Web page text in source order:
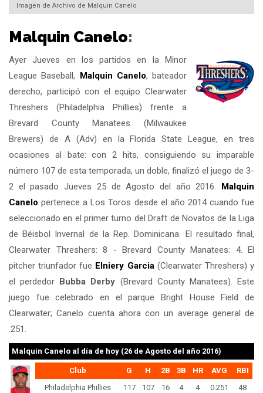
Imagen de Archivo de Malquin Canelo
Malquin Canelo:
Ayer Jueves en los partidos en la Minor
League Baseball, Malquin Canelo, bateador
derecho, participó con el equipo Clearwater
Threshers (Philadelphia Phillies) frente a
Brevard County Manatees (Milwaukee
Brewers) de A (Adv) en la Florida State League, en tres
ocasiones al bate: con 2 hits, consiguiendo su imparable
número 107 de esta temporada, un doble, finalizó el juego de 3-
2 el pasado Jueves 25 de Agosto del año 2016. Malquin
Canelo pertenece a Los Toros desde el año 2014 cuando fue
seleccionado en el primer turno del Draft de Novatos de la Liga
de Béisbol Invernal de la Rep. Dominicana. El resultado final,
Clearwater Threshers: 8 - Brevard County Manatees: 4. El
pitcher triunfador fue Elniery Garcia(Clearwater Threshers) y
el perdedor Bubba Derby (Brevard County Manatees). Este
juego fue celebrado en el parque Bright House Field de
Clearwater; Canelo cuenta ahora con un average general de
.251.
Malquin Canelo al día de hoy (26 de Agosto del año 2016)
Club G H 2B 3B HR AVG
RBI
Philadelphia Phillies
117 107 16 4 4 0.251 48